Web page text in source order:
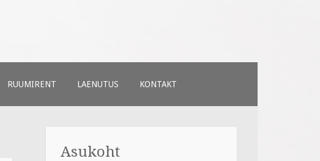
RUUMIRENT LAENUTUS KONTAKT
Asukoht